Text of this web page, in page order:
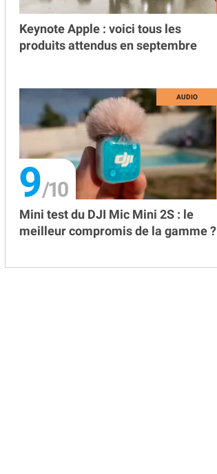
Keynote Apple : voici tous les
produits attendus en septembre
9
Mini test du DJI Mic Mini 2S : le
meilleur compromis de la gamme ?